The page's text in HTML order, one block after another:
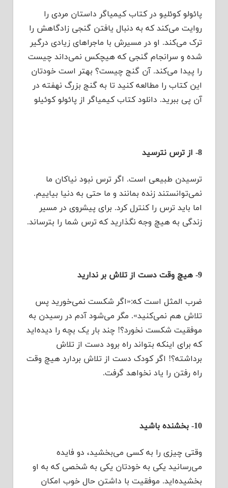
پائولو کوئلیو در کتاب کیمیاگر داستان مردی را
روایت می‌کند که به دنبال یافتن گنجی زادگاهش را
ترک می‌کند. او در مسیرش با ماجراهای زیادی درگیر
شده و سرانجام گنجی که هیچکس نمی‌داند چیست
را پیدا می‌کند. آن گنج چیست؟ بهتر است خودتان
این کتاب را مطالعه کنید تا به گنج بزرگ نهفته در
آن پی ببرید. دانلود کتاب کیمیاگر از پائولو کوئیلو
8- از ترس نترسید
ترسیدن طبیعی است. اگر ترس نبود نیاکان ما
نمی‌توانستند زنده بمانند و ما حتی به دنیا بیاییم.
اما باید ترس را کنترل کرد. برای پیشروی در مسیر
زندگی به هیچ وجه نگذارید که ترس شما را بترساند.
9- هیچ وقت دست از تلاش بر ندارید
ضرب المثل است که:«اگر شکست نمی‌خورید پس
تلاش هم نمی‌کنید». مگر می‌شود آدم در رسیدن به
موفقیت شکست نخورد؟! چند بار یک بچه را دیده‌اید
که برای اینکه بتواند راه برود دست از تلاش
برداشته؟! اگر کودک دست از تلاش بردارد هیچ وقت
راه رفتن را یاد نخواهد گرفت.
10- بخشنده باشید
وقتی چیزی را به کسی می‌بخشید، دو فایده
می‌رسانید یکی به خودتان یکی به شخصی که به او
بخشیده‌اید. موفقیت با داشتن حال خوب امکان